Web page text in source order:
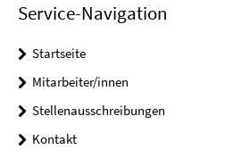
Service-Navigation
Startseite
Mitarbeiter/innen
Stellenausschreibungen
Kontakt